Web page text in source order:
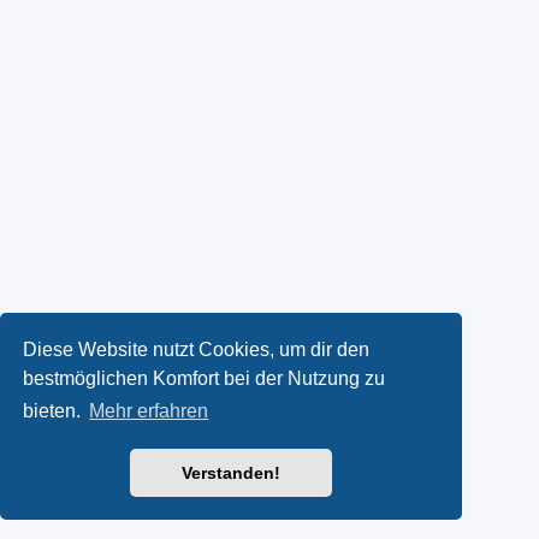
Diese Website nutzt Cookies, um dir den
bestmöglichen Komfort bei der Nutzung zu
bieten. Mehr erfahren
Verstanden!